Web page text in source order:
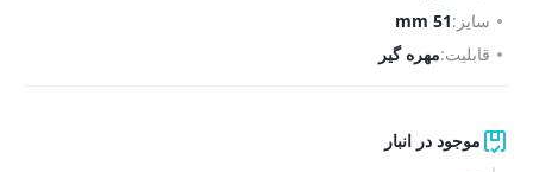
سایز:51 mm
قابلیت:مهره گیر
موجود در انبار